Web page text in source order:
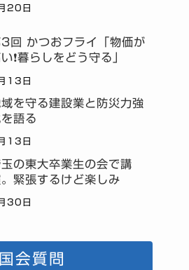
20日
回 かつおフライ「物価が
❗暮らしをどう守る」
13日
を守る建設業と防災力強
語る
13日
の東大卒業生の会で講
緊張するけど楽しみ
30日
国会質問